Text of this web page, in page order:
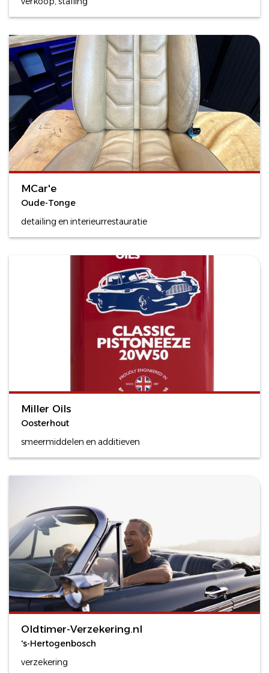
MCar'e
Oude-Tonge
detailing en interieurrestauratie
Miller Oils
Oosterhout
smeermiddelen en additieven
Oldtimer-Verzekering.nl
's-Hertogenbosch
verzekering